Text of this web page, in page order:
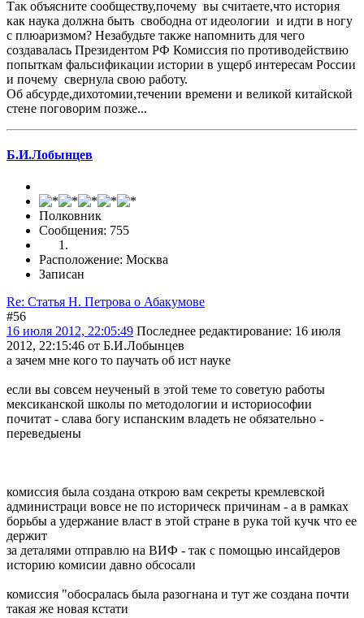
Так объясните сообществу,почему вы считаете,что история
как наука должна быть свободна от идеологии и идти в ногу
с плюаризмом? Незабудьте также напомнить для чего
создавалась Президентом РФ Комиссия по противодействию
попыткам фальсификации истории в ущерб интересам России
и почему свернула свою работу.
Об абсурде,дихотомии,течении времени и великой китайской
стене поговорим позже...
Б.И.Лобынцев
Полковник
Сообщения: 755
Расположение: Москва
Записан
Re: Статья Н. Петрова о Абакумове
#56
16 июля 2012, 22:05:49 Последнее редактирование: 16 июля
2012, 22:15:46 от Б.И.Лобынцев
а зачем мне кого то паучать об ист науке
если вы совсем неученый в этой теме то советую работы
мексиканской школы по методологии и историософии
почитат - слава богу испанским владеть не обязательно -
переведыены
комиссия была создана открою вам секреты кремлевской
администраци вовсе не по историческ причинам - а в рамках
борьбы а удержание власт в этой стране в рука той кучк что ее
держит
за деталями отправлю на ВИФ - так с помощью инсайдеров
историю комисии давно обсосали
комиссия "обосралась была разогнана и тут же создана почти
такая же новая кстати